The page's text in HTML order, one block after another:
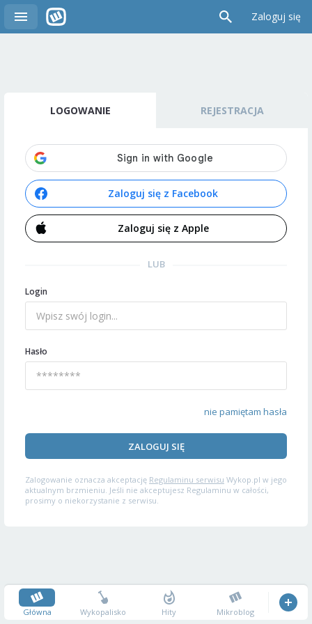
Zaloguj się
LOGOWANIE REJESTRACJA
Zaloguj się z Facebook
Zaloguj się z Apple
LUB
Login
Hasło
nie pamiętam hasła
ZALOGUJ SIĘ
Zalogowanie oznacza akceptację Regulaminu serwisu Wykop.pl w jego
aktualnym brzmieniu. Jeśli nie akceptujesz Regulaminu w całości,
prosimy o niekorzystanie z serwisu.
Główna Wykopalisko Hity Mikroblog